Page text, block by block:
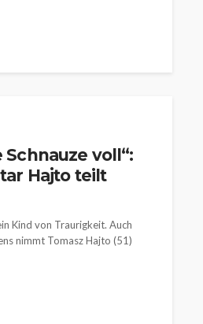
Schnauze voll“:
Hajto teilt
Kind von Traurigkeit. Auch
nimmt Tomasz Hajto (51)